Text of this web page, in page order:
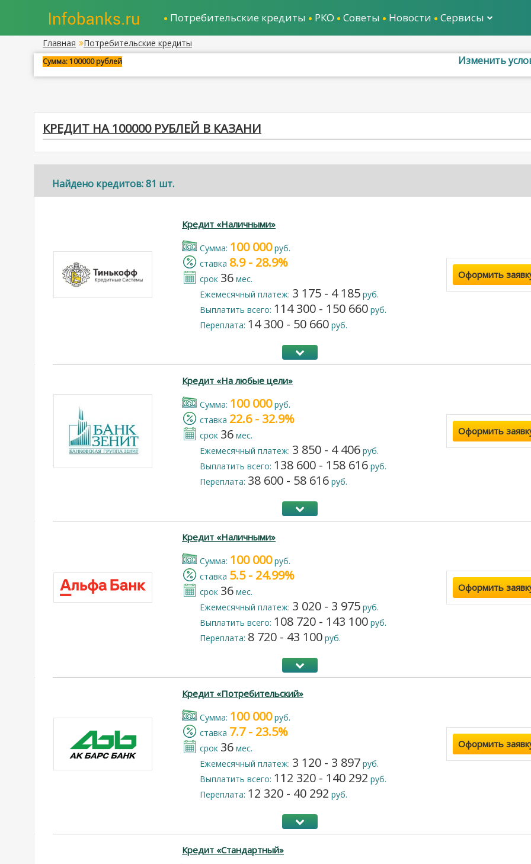
Потребительские кредиты РКО Советы Новости Сервисы
Главная Потребительские кредиты
КРЕДИТ НА 100000 РУБЛЕЙ В КАЗАНИ
Сумма: 100000 рублей Изменить
Найдено кредитов: 81 шт.
Кредит «Наличными»
Cумма: 100 000руб.
cтавка 8.9 - 28.9%
срок 36 мес.
Ежемесячный платеж: 3 175 - 4 185 руб.
Выплатить всего: 114 300 - 150 660 руб.
Переплата: 14 300 - 50 660 руб.
Оформить
Кредит «На любые цели»
Cумма: 100 000руб.
cтавка 22.6 - 32.9%
срок 36 мес.
Ежемесячный платеж: 3 850 - 4 406 руб.
Выплатить всего: 138 600 - 158 616 руб.
Переплата: 38 600 - 58 616 руб.
Оформить
Кредит «Наличными»
Cумма: 100 000руб.
cтавка 5.5 - 24.99%
срок 36 мес.
Ежемесячный платеж: 3 020 - 3 975 руб.
Выплатить всего: 108 720 - 143 100 руб.
Переплата: 8 720 - 43 100 руб.
Оформить
Кредит «Потребительский»
Cумма: 100 000руб.
cтавка 7.7 - 23.5%
срок 36 мес.
Ежемесячный платеж: 3 120 - 3 897 руб.
Выплатить всего: 112 320 - 140 292 руб.
Переплата: 12 320 - 40 292 руб.
Оформить
Кредит «Стандартный»